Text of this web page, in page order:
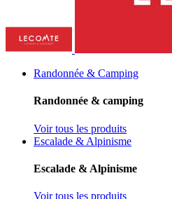
Randonnée & Camping
Randonnée & camping
Voir tous les produits
Escalade & Alpinisme
Escalade & Alpinisme
Voir tous les produits